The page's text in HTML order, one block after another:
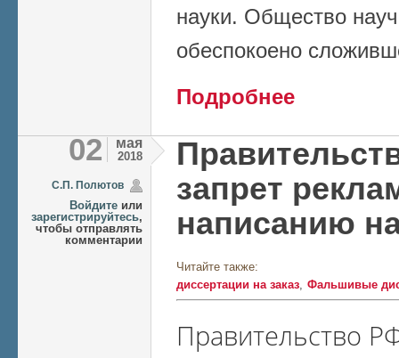
науки. Общество
обеспокоено
Подробнее
02 мая
2018
C.П. Полютов
Войдите или
зарегистрируйтесь,
чтобы отправлять
комментарии
запрет
написанию
Читайте также:
диссертации на заказ Фальшивые
Правительство